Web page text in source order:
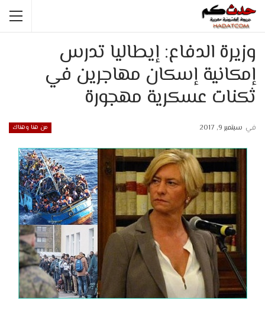
وزيرة الدفاع: إيطاليا تدرس
إمكانية إسكان مهاجرين في
ثكنات عسكرية مهجورة
من هنا وهناك في سبتمبر 9, 2017